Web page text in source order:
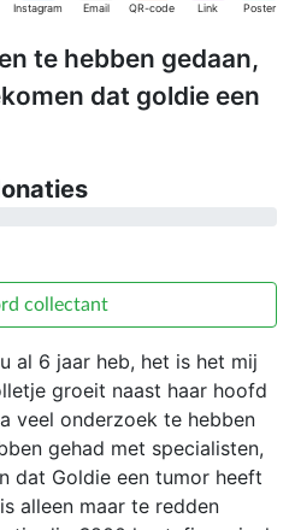
Instagram Email QR-code Link Poster
te hebben gedaan,
dat goldie een
collectant
al 6 jaar heb, het is het mij
groeit naast haar hoofd
veel onderzoek te hebben
gehad met specialisten,
dat Goldie een tumor heeft
alleen maar te redden